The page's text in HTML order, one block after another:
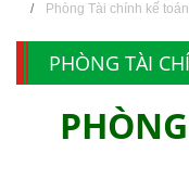
Phòng Tài chính kế toán
PHÒNG TÀI